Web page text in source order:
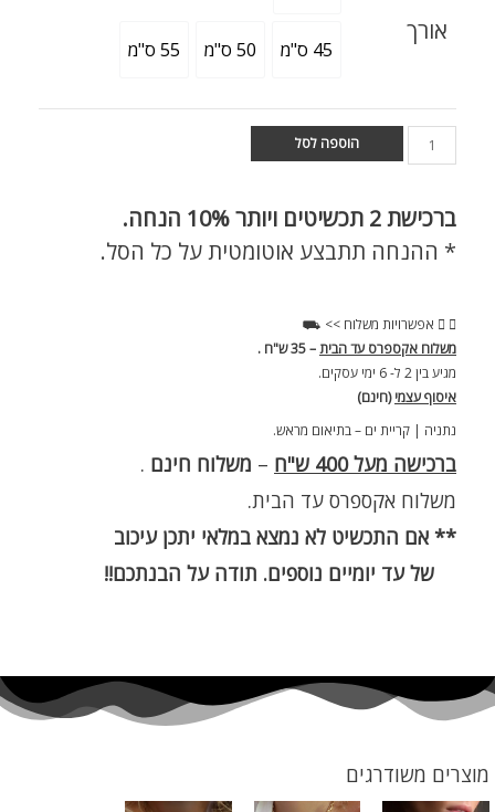
אורך
45 ס"מ 50 ס"מ 55 ס"מ
הוספה לסל
ברכישת
* ההנחה תתבצע אוטומטית על כל הסל.
אפשרויות משלוח >> ⛟
משלוח אקספרס עד הבית– 35 ש"ח .
מגיע בין 2 ל- 6 ימי עסקים.
איסוף עצמי(חינם)
נתניה | קריית ים – בתיאום מראש.
ברכישה מעל 400 ש"ח – משלוח חינם .
משלוח אקספרס עד הבית.
** אם התכשיט לא נמצא במלאי יתכן עיכוב
של עד יומיים נוספים. תודה על הבנתכם!!
מוצרים משודרגים